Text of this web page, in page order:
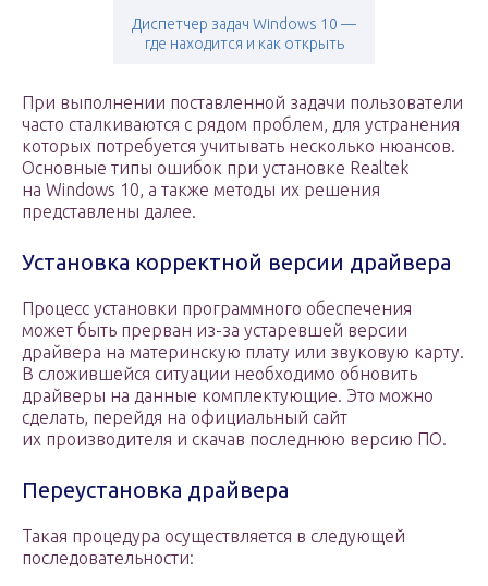
Диспетчер задач Windows 10 —
где находится и как открыть
При выполнении поставленной задачи пользователи
часто сталкиваются с рядом проблем, для устранения
которых потребуется учитывать несколько нюансов.
Основные типы ошибок при установке Realtek
на Windows 10, а также методы их решения
представлены далее.
Установка корректной версии драйвера
Процесс установки программного обеспечения
может быть прерван из-за устаревшей версии
драйвера на материнскую плату или звуковую карту.
В сложившейся ситуации необходимо обновить
драйверы на данные комплектующие. Это можно
сделать, перейдя на официальный сайт
их производителя и скачав последнюю версию ПО.
Переустановка драйвера
Такая процедура осуществляется в следующей
последовательности: